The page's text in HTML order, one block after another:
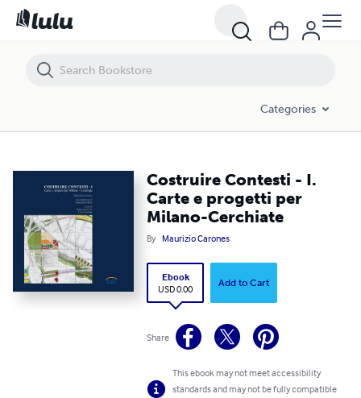
Categories
Costruire Contesti - I.
Carte e progetti per
Milano-Cerchiate
By Maurizio Carones
Ebook
USD 0.00
Add to Cart
Share
This ebook may not meet accessibility
standards and may not be fully compatible
Costruire Contesti - I. Carte e progetti per Milano-Cerchiate